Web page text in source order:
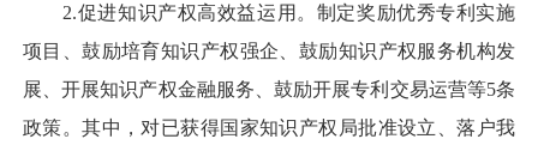
2.促进知识产权高效益运用。制定奖励优秀专利实施
项目、鼓励培育知识产权强企、鼓励知识产权服务机构发
展、开展知识产权金融服务、鼓励开展专利交易运营等5条
政策。其中，对已获得国家知识产权局批准设立、落户我